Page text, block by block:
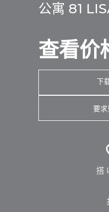
公寓 81
查看价
下
要求
搭